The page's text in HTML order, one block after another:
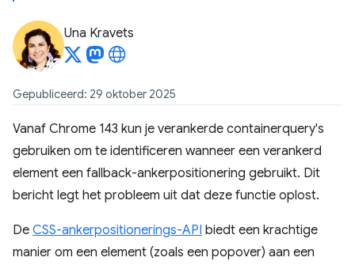
Una Kravets
Gepubliceerd: 29 oktober 2025
Vanaf Chrome 143 kun je verankerde containerquery's
gebruiken om te identificeren wanneer een verankerd
element een fallback-ankerpositionering gebruikt. Dit
bericht legt het probleem uit dat deze functie oplost.
De CSS-ankerpositionerings-API biedt een krachtige
manier om een ​​element (zoals een popover) aan een